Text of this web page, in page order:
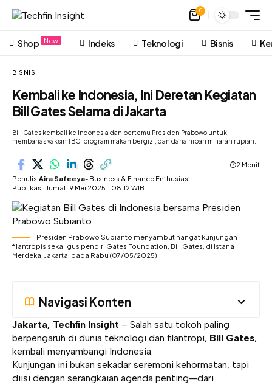
0
Shop New Indeks Teknologi Bisnis
BISNIS
Kembali ke Indonesia, Ini Deretan Kegiatan
Bill Gates Selama di Jakarta
Bill Gates kembali ke Indonesia dan bertemu Presiden Prabowo untuk
membahas vaksin TBC, program makan bergizi, dan dana hibah miliaran rupiah.
Penulis:Aira Safeeya- Business & Finance Enthusiast
Publikasi: Jumat, 9 Mei 2025 - 08.12 WIB
2 Menit
Presiden Prabowo Subianto menyambut hangat kunjungan
filantropis sekaligus pendiri Gates Foundation, Bill Gates, di Istana
Merdeka, Jakarta, pada Rabu (07/05/2025)
Navigasi Konten
Jakarta, Techfin Insight – Salah satu tokoh paling
berpengaruh di dunia teknologi dan filantropi, Bill Gates,
kembali menyambangi Indonesia.
Kunjungan ini bukan sekadar seremoni kehormatan, tapi
diisi dengan serangkaian agenda penting—dari